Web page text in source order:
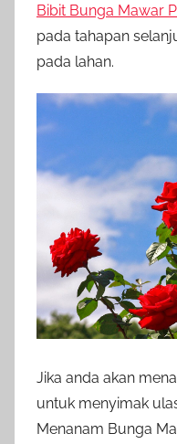
Bibit Bunga Mawar
pada tahapan
pada lahan.
Jika anda akan
untuk menyimak
Menanam Bunga